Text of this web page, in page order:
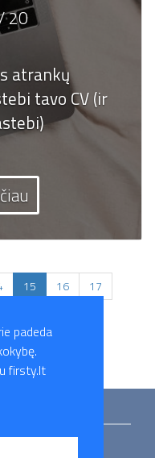
padeda
firsty.lt
20
atrankų
tavo CV (ir
15 16
17